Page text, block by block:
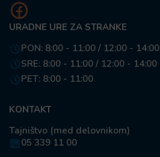
URADNE URE ZA STRANKE
PON: 8:00 - 11:00 / 12:00 - 14:00
SRE: 8:00 - 11:00 / 12:00 - 14:00
PET: 8:00 - 11:00
KONTAKT
Tajništvo (med delovnikom)
05 339 11 00